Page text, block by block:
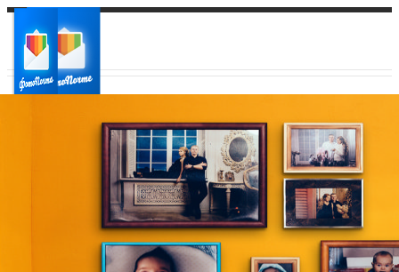
Ваш регион доставки
Выберите из списка: